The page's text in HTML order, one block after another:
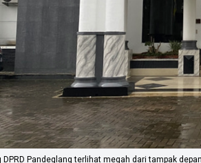
DPRD Pandeglang terlihat megah dari tampak